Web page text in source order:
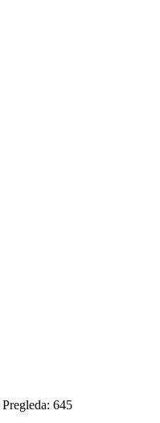
Pregleda: 645